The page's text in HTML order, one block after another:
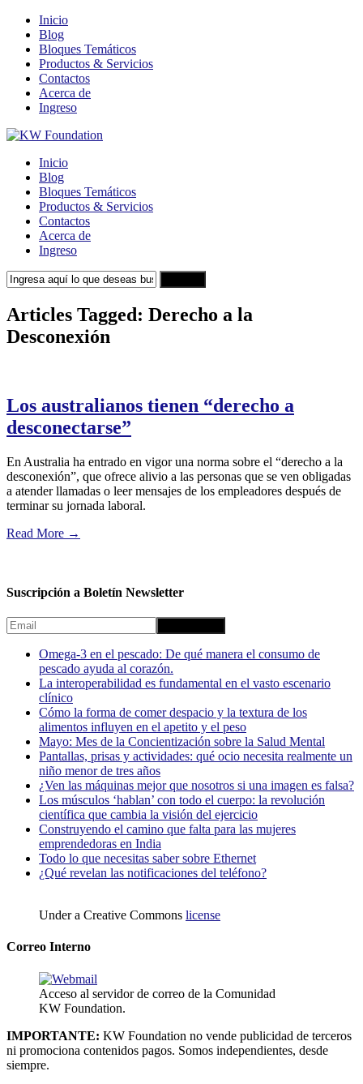
Inicio
Blog
Bloques Temáticos
Productos & Servicios
Contactos
Acerca de
Ingreso
Inicio
Blog
Bloques Temáticos
Productos & Servicios
Contactos
Acerca de
Ingreso
Articles Tagged: Derecho a la
Desconexión
Los australianos tienen “derecho a
desconectarse”
En Australia ha entrado en vigor una norma sobre el “derecho a la
desconexión”, que ofrece alivio a las personas que se ven obligadas
a atender llamadas o leer mensajes de los empleadores después de
terminar su jornada laboral.
Read More →
Suscripción a Boletín Newsletter
Omega-3 en el pescado: De qué manera el consumo de
pescado ayuda al corazón.
La interoperabilidad es fundamental en el vasto escenario
clínico
Cómo la forma de comer despacio y la textura de los
alimentos influyen en el apetito y el peso
Mayo: Mes de la Concientización sobre la Salud Mental
Pantallas, prisas y actividades: qué ocio necesita realmente un
niño menor de tres años
¿Ven las máquinas mejor que nosotros si una imagen es falsa?
Los músculos ‘hablan’ con todo el cuerpo: la revolución
científica que cambia la visión del ejercicio
Construyendo el camino que falta para las mujeres
emprendedoras en India
Todo lo que necesitas saber sobre Ethernet
¿Qué revelan las notificaciones del teléfono?
Under a Creative Commons license
Correo Interno
Acceso al servidor de correo de la Comunidad
KW Foundation.
IMPORTANTE: KW Foundation no vende publicidad de terceros
ni promociona contenidos pagos. Somos independientes, desde
siempre.